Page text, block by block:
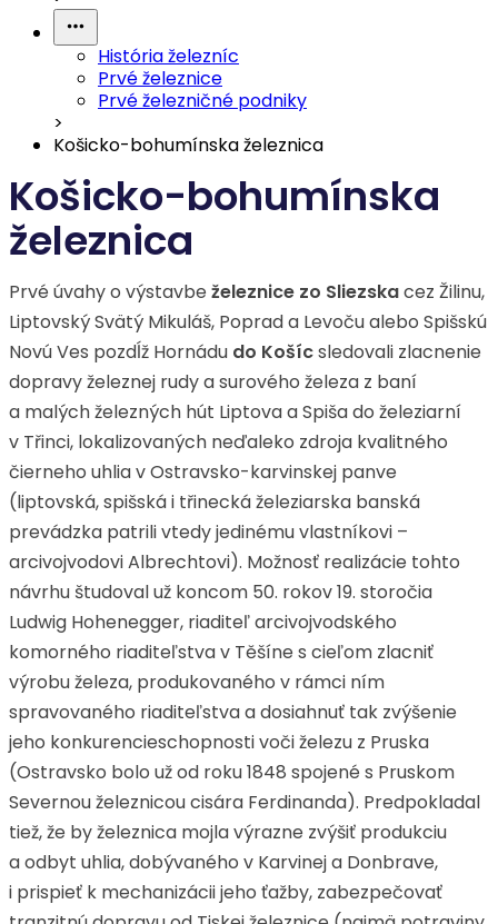
História železníc
Prvé železnice
Prvé železničné podniky
>
Košicko-bohumínska železnica
Košicko-bohumínska
železnica
Prvé úvahy o výstavbe železnice zo Sliezskacez Žilinu,
Liptovský Svätý Mikuláš, Poprad a Levoču alebo Spišskú
Novú Ves pozdĺž Hornádu do Košícsledovali zlacnenie
dopravy železnej rudy a surového železa z baní
a malých železných hút Liptova a Spiša do železiarní
v Třinci, lokalizovaných neďaleko zdroja kvalitného
čierneho uhlia v Ostravsko-karvinskej panve
(liptovská, spišská i třinecká železiarska banská
prevádzka patrili vtedy jedinému vlastníkovi –
arcivojvodovi Albrechtovi). Možnosť realizácie tohto
návrhu študoval už koncom 50. rokov 19. storočia
Ludwig Hohenegger, riaditeľ arcivojvodského
komorného riaditeľstva v Těšíne s cieľom zlacniť
výrobu železa, produkovaného v rámci ním
spravovaného riaditeľstva a dosiahnuť tak zvýšenie
jeho konkurencieschopnosti voči železu z Pruska
(Ostravsko bolo už od roku 1848 spojené s Pruskom
Severnou železnicou cisára Ferdinanda). Predpokladal
tiež, že by železnica mojla výrazne zvýšiť produkciu
a odbyt uhlia, dobývaného v Karvinej a Donbrave,
i prispieť k mechanizácii jeho ťažby, zabezpečovať